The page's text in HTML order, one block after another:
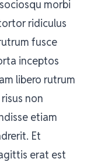
morbi
ridiculus
fusce
inceptos
libero rutrum
non
etiam
Et
erat est